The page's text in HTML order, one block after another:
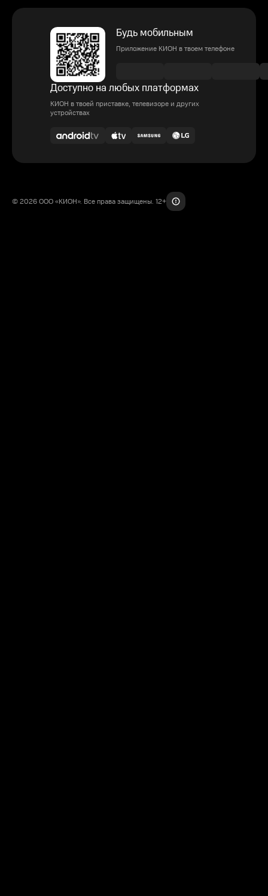
Будь мобильным
Приложение КИОН в твоем телефоне
Доступно на любых платформах
КИОН в твоей приставке, телевизоре и других
устройствах
© 2026 ООО «КИОН». Все права защищены. 12+